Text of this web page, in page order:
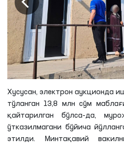
Хусусан, электрон аукционда
тўланган 13,8 млн сўм
қайтарилган бўлса-да,
ўтказилмагани бўйича
этилди. Минтақавий